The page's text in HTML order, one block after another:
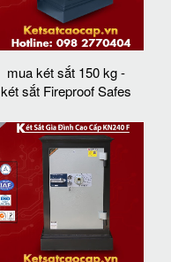
mua két sắt 150 kg -
két sắt Fireproof Safes